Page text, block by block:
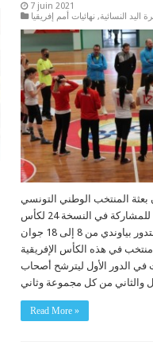
7 juin 2021
اليد النسائية, نهائيات أمم إفريقيا
الاحد 6 جوان بعثة المنتخب الوطني التونسي
للكبريات للكاميرون للمشاركة في النسخة 24 لكأس
إفريقيا للأمم والتي ستدور بياوندي من 8 إلى 18 جوان
2021. وسيشارك 11 منتخب في هذه الكأس الإفريقية
مجموعات في الدور الأول ليترشح أصحاب
Read More »